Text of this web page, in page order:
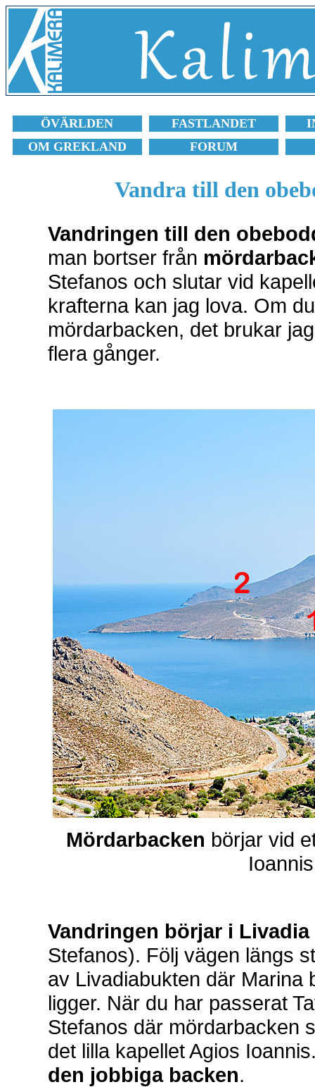
ÖVÄRLDEN FASTLANDET
OM GREKLAND
FORUM
Vandra till den
Vandringen till den
man bortser från
Stefanos och slutar vid
krafterna kan jag lova. Om
mördarbacken, det brukar
flera gånger.
Mördarbacken börjar vid
Vandringen börjar i Livadia
Stefanos). Följ vägen längs
av Livadiabukten där Marina
ligger. När du har passerat
Stefanos där mördarbacken
det lilla kapellet Agios
den jobbiga backen.